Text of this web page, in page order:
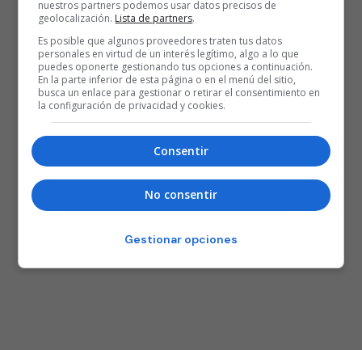
nuestros partners podemos usar datos precisos de
geolocalización. Lista de partners.
Es posible que algunos proveedores traten tus datos
personales en virtud de un interés legítimo, algo a lo que
puedes oponerte gestionando tus opciones a continuación.
En la parte inferior de esta página o en el menú del sitio,
busca un enlace para gestionar o retirar el consentimiento en
la configuración de privacidad y cookies.
Consentir
No consentir
Gestionar opciones